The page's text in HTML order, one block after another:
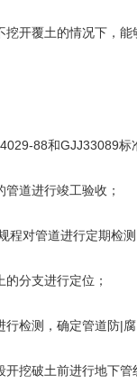
开覆土的情况下，
88和GJJ33089标
道进行竣工验收；
程对管道进行定期检
分支进行定位；
检测，确定管道防|
挖破土前进行地下管